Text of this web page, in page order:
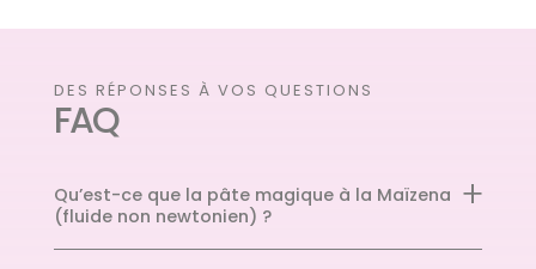
DES RÉPONSES À VOS QUESTIONS
FAQ
Qu’est-ce que la pâte magique à la Maïzena
(fluide non newtonien) ?